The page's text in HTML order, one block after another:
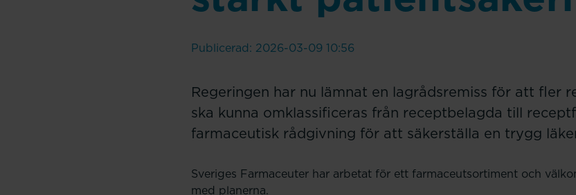
Publicerad: 2026-03-09 10:56
Regeringen har nu lämnat en lagrådsremiss för att fler
ska kunna omklassificeras från receptbelagda till
farmaceutisk rådgivning för att säkerställa en trygg
Sveriges Farmaceuter har arbetat för ett farmaceutsortiment och
med planerna.